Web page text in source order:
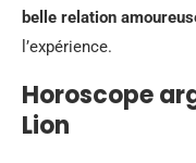
belle relation
l’expérience.
Horoscope
Lion